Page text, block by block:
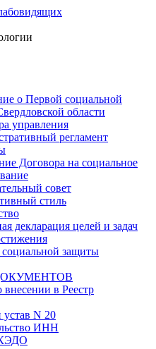
о Первой социальной
области
управления
регламент
Договора на социальное
совет
стиль
декларация целей и задач
защиты
внесении в Реестр
N 20
ИНН